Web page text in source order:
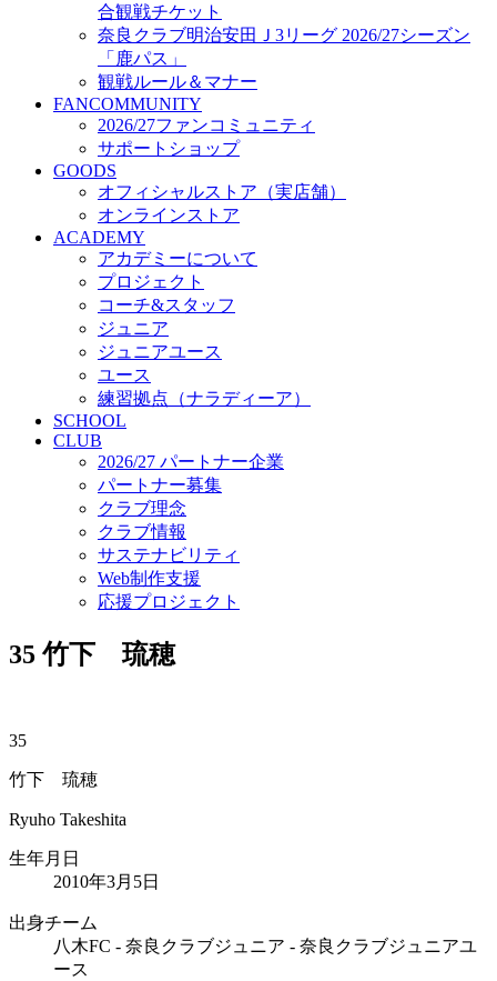
練習拠点（ナラディーア）
SCHOOL
2026/27 パートナー企業
パートナー募集
クラブ理念
クラブ情報
サステナビリティ
Web制作支援
応援プロジェクト
合観戦チケット
奈良クラブ明治安田Ｊ3リーグ 2026/27シーズン
「鹿パス」
観戦ルール＆マナー
FANCOMMUNITY
2026/27ファンコミュニティ
サポートショップ
GOODS
オフィシャルストア（実店舗）
オンラインストア
ACADEMY
アカデミーについて
プロジェクト
コーチ&スタッフ
ジュニア
ジュニアユース
ユース
練習拠点（ナラディーア）
SCHOOL
CLUB
2026/27 パートナー企業
パートナー募集
クラブ理念
クラブ情報
サステナビリティ
Web制作支援
応援プロジェクト
35 竹下 琉穂
35
竹下 琉穂
Ryuho Takeshita
生年月日
2010年3月5日
出身チーム
八木FC - 奈良クラブジュニア - 奈良クラブジュニアユ
ース